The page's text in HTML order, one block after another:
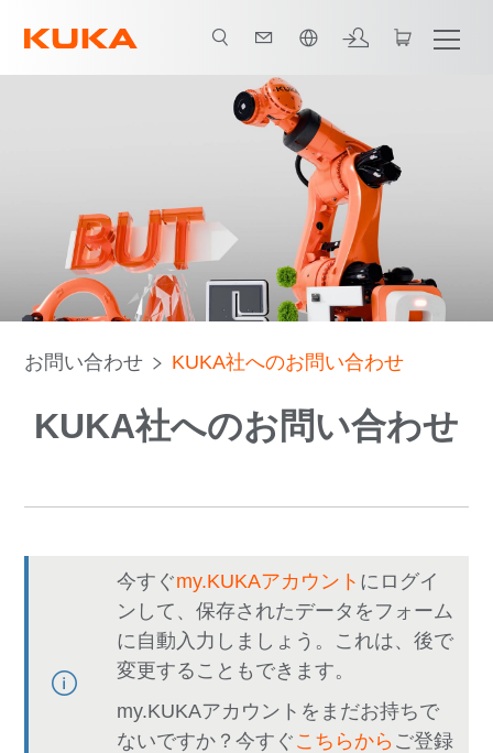
お問い合わせ KUKA社へのお問い合わせ
KUKA社へのお問い合わせ
今すぐmy.KUKAアカウント にログイ
ンして、保存されたデータをフォーム
に自動入力しましょう。これは、後で
変更することもできます。
my.KUKAアカウントをまだお持ちで
ないですか？今すぐ こちらから ご登録